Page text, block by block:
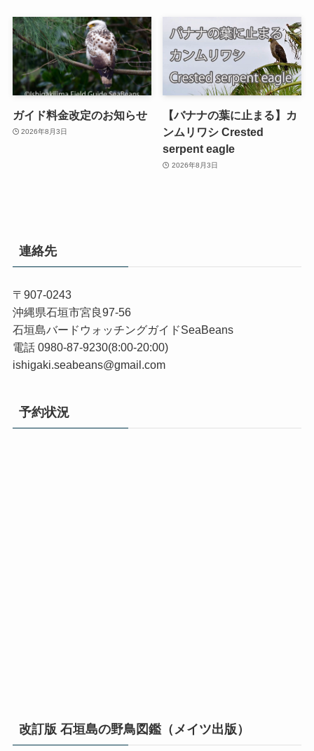
ガイド料金改定のお知らせ
2026年8月3日
【バナナの葉に止まる】カ
ンムリワシ Crested
serpent eagle
2026年8月3日
連絡先
〒907-0243
沖縄県石垣市宮良97-56
石垣島バードウォッチングガイドSeaBeans
電話 0980-87-9230(8:00-20:00)
ishigaki.seabeans@gmail.com
予約状況
改訂版 石垣島の野鳥図鑑（メイツ出版）